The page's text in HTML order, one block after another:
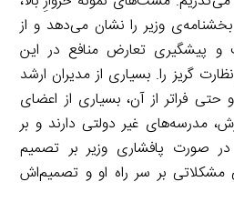
وزیر را نشان می‌دهد و از
و پیشگیری تعارض منافع در این
گریز را. بسیاری از مدیران ارشد
فراتر از آن، بسیاری از اعضای
مدرسه‌های غیر دولتی دارند و بر
صورت پافشاری وزیر بر تصمیم
بر سر راه او و تصمیم‌اش